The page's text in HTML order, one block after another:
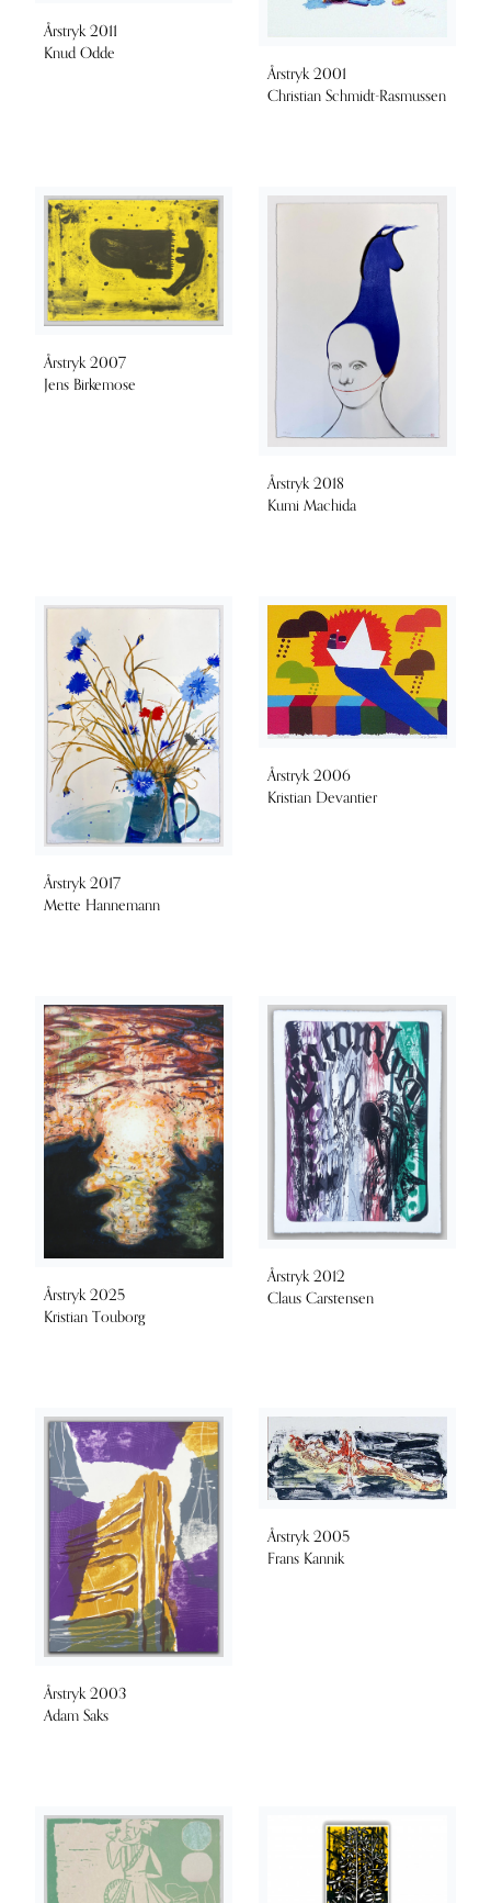
Årstryk 2011
Knud Odde
Årstryk 2001
Christian Schmidt-Rasmussen
Årstryk 2007
Jens Birkemose
Årstryk 2018
Kumi Machida
Årstryk 2017
Mette Hannemann
Årstryk 2006
Kristian Devantier
Årstryk 2025
Kristian Touborg
Årstryk 2012
Claus Carstensen
Årstryk 2003
Adam Saks
Årstryk 2005
Frans Kannik